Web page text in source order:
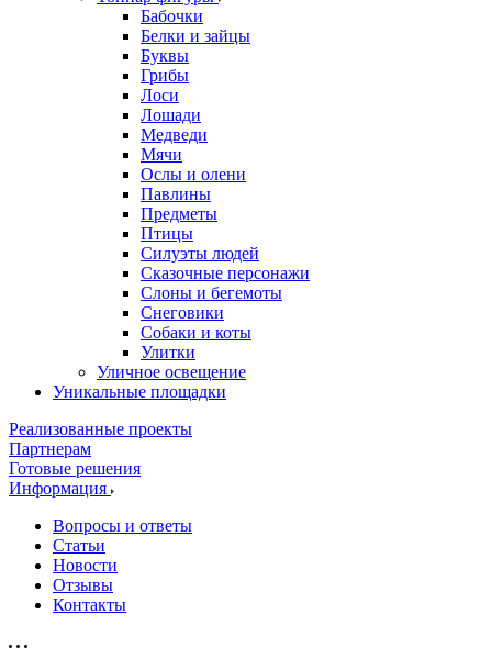
Бабочки
Белки и зайцы
Буквы
Грибы
Лоси
Лошади
Медведи
Мячи
Ослы и олени
Павлины
Предметы
Птицы
Силуэты людей
Сказочные персонажи
Слоны и бегемоты
Снеговики
Собаки и коты
Улитки
Уличное освещение
Уникальные площадки
Реализованные проекты
Партнерам
Готовые решения
Информация
Вопросы и ответы
Статьи
Новости
Отзывы
Контакты